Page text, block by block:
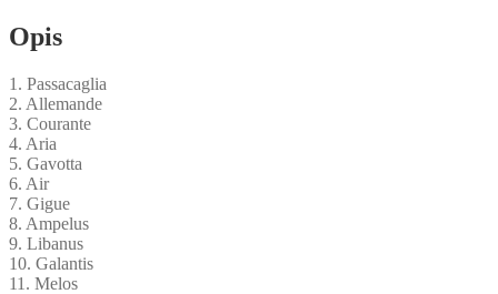
Metamorfoze
(CD)
Opis
1. Passacaglia
2. Allemande
3. Courante
4. Aria
5. Gavotta
6. Air
7. Gigue
8. Ampelus
9. Libanus
10. Galantis
11. Melos